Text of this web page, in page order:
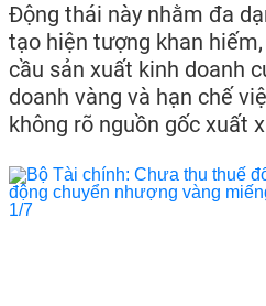
Động thái này nhằm đa
tạo hiện tượng khan
cầu sản xuất kinh doanh
doanh vàng và hạn chế
không rõ nguồn gốc xuất